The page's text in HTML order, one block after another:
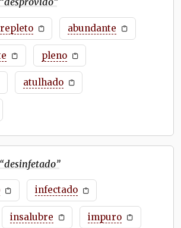
repleto abundante
pleno
atulhado
desinfetado”
infectado
insalubre impuro